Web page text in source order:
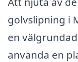
golvslipning i
en
använda en